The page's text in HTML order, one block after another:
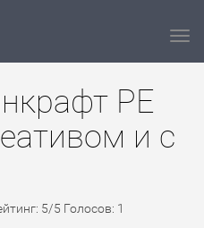
PE
и с
5/5 Голосов: 1